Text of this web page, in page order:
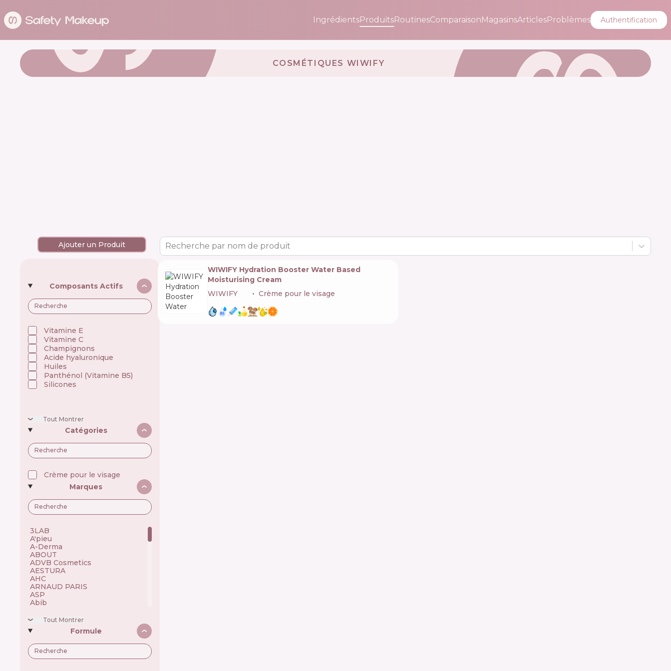
IngrédientsProduitsRoutinesComparaisonMagasinsArticlesProblèmes Authentification
COSMÉTIQUES WIWIFY 🇹🇷
Ajouter un Produit
Composants Actifs
Vitamine E
Vitamine C
Champignons
Acide hyaluronique
Huiles
Panthénol (Vitamine B5)
Silicones
Tout Montrer
Catégories
Crème pour le visage
Marques
3LAB 🇺🇸
A'pieu 🇰🇷
A-Derma 🇫🇷
ABOUT 🇺🇦
ADVB Cosmetics 🇹🇷
AESTURA 🇰🇷
AHC 🇰🇷
ARNAUD PARIS 🇫🇷
ASP 🇬🇧
Abib 🇰🇷
Achroactive Max 🇧🇬
Acnemy 🇪🇸
Acure 🇺🇸
Acwell 🇰🇷
Ada Tina 🇧🇷
Aesop 🇦🇺
Tout Montrer
Formule
Recherche par nom de produit
WIWIFY Hydration Booster Water Based
Moisturising Cream
WIWIFY
Crème pour le visage